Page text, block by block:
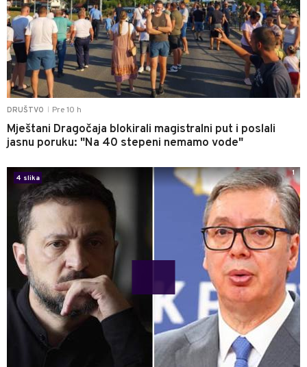
DRUŠTVO Pre 10 h
Mještani Dragočaja blokirali magistralni put i poslali
jasnu poruku: "Na 40 stepeni nemamo vode"
4 slika
1